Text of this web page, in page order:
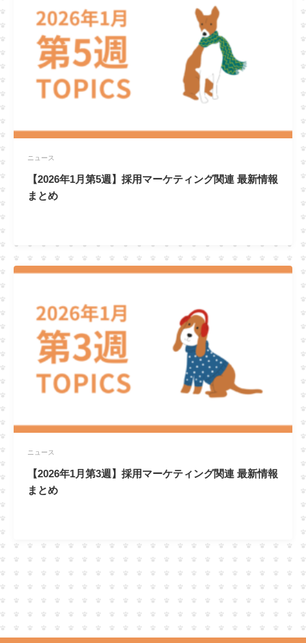
ニュース
【2026年1月第5週】採用マーケティング関連 最新情報
まとめ
ニュース
【2026年1月第3週】採用マーケティング関連 最新情報
まとめ